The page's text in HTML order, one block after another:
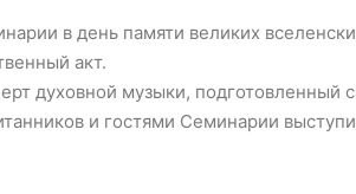
в день памяти великих
акт.
духовной музыки,
и гостями Семинарии